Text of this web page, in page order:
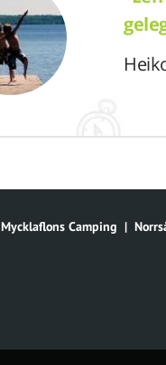
Mycklaflons Camping |